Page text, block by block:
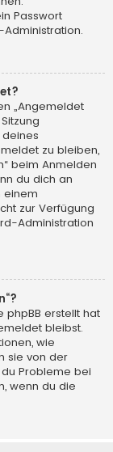
Passwort
„Angemeldet
zu bleiben,
beim Anmelden
du dich an
einem
zur Verfügung
Administration
phpBB erstellt hat
bleibst.
wie
sie von der
Probleme bei
wenn du die